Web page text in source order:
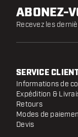
ABONEZ-
Recevez les
SERVICE
Informations de
Expédition &
Retours
Modes de
Devis